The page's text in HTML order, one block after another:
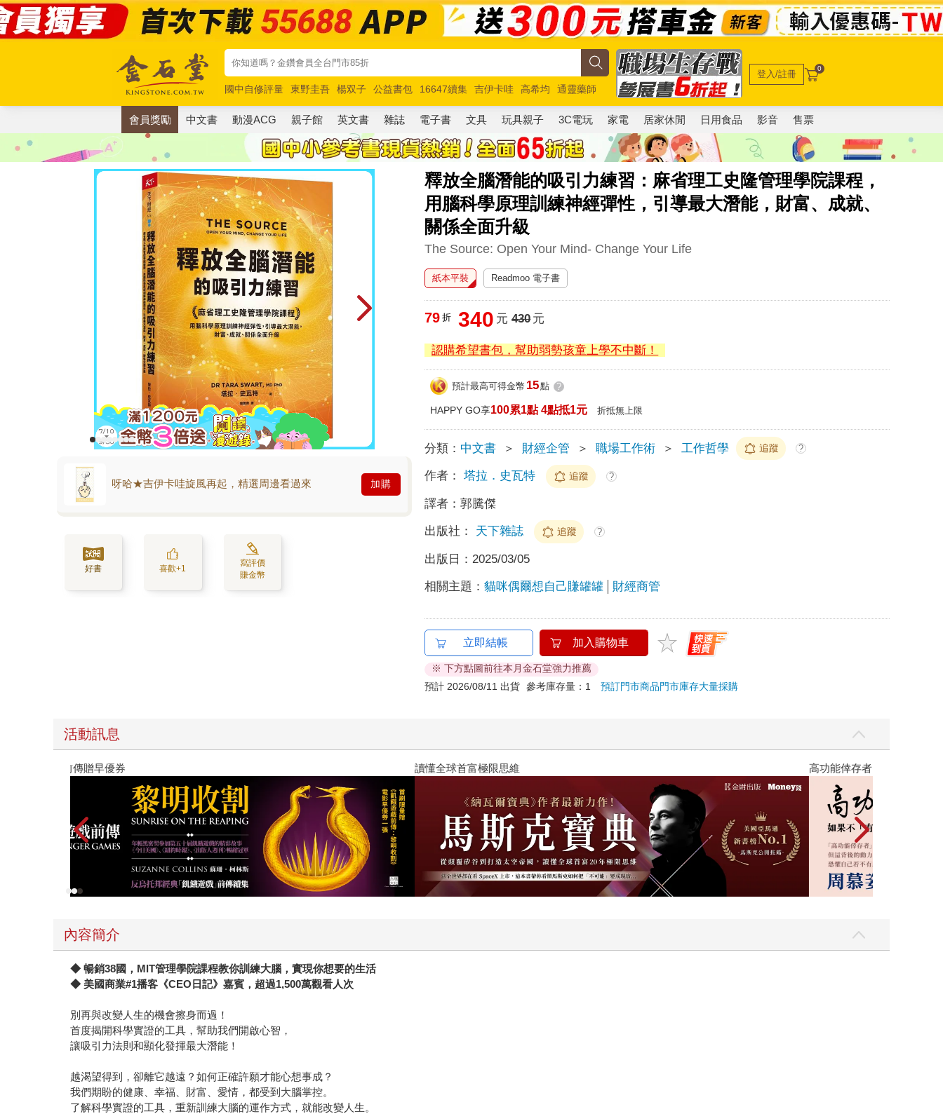
國中自修評量 東野圭吾 楊双子 公益書包 16647續集 吉伊卡哇 高希均
通靈藥師
唯紅花綻放
奧德賽 路邊攤新作 馬斯克 玩具總動員5 超慢跑
登入/註冊 0
會員獎勵 中文書 動漫ACG 親子館 英文書 雜誌 電子書 文具 玩具親子 3C電玩 家電 居家休閒 日用食品 影音 售票
釋放全腦潛能的吸引力練習：麻省理工史隆管理學院課程，
用腦科學原理訓練神經彈性，引導最大潛能，財富、成就、
關係全面升級
The Source: Open Your Mind- Change Your Life
呀哈★吉伊卡哇旋風再起，精選周邊看過來 加購
好書 喜歡+1
寫評價
賺金幣
紙本平裝 Readmoo 電子書
79 折 340 元 430元
認購希望書包，幫助弱勢孩童上學不中斷！
預計最高可得金幣 15點 ?
HAPPY GO享100累1點 4點抵1元 折抵無上限
分類： 中文書 ＞ 財經企管 ＞ 職場工作術 ＞ 工作哲學 追蹤 ?
作者： 塔拉．史瓦特 追蹤 ?
譯者：郭騰傑
出版社： 天下雜誌 追蹤 ?
出版日： 2025/03/05
相關主題：貓咪偶爾想自己賺罐罐 財經商管
立即結帳 加入購物車
※ 下方點圖前往本月金石堂強力推薦
預計 2026/08/11 出貨 參考庫存量：1預訂門市商品門市庫存大量採購
活動訊息
高功能倖存者：如果不「有用」，我還值得被愛嗎？（限量作者親簽版） 2026年8月金石堂強力推薦
內容簡介
◆ 暢銷38國，MIT管理學院課程教你訓練大腦，實現你想要的生活
◆ 美國商業#1播客《CEO日記》嘉賓，超過1,500萬觀看人次
別再與改變人生的機會擦身而過！
首度揭開科學實證的工具，幫助我們開啟心智，
讓吸引力法則和顯化發揮最大潛能！
越渴望得到，卻離它越遠？如何正確許願才能心想事成？
我們期盼的健康、幸福、財富、愛情，都受到大腦掌控。
了解科學實證的工具，重新訓練大腦的運作方式，就能改變人生。